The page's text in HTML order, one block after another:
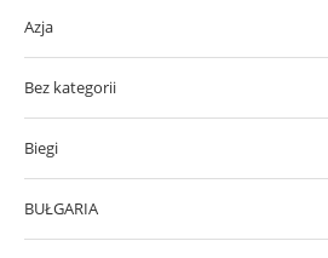
Azja
Bez kategorii
Biegi
BUŁGARIA